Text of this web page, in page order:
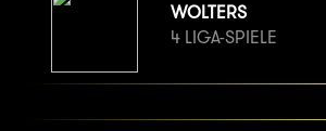
WOLTERS
4 LIGA-SPIELE